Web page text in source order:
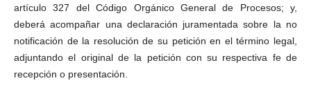
artículo 327 del Código Orgánico General de Procesos; y,
deberá acompañar una declaración juramentada sobre la no
notificación de la resolución de su petición en el término legal,
adjuntando el original de la petición con su respectiva fe de
recepción o presentación.